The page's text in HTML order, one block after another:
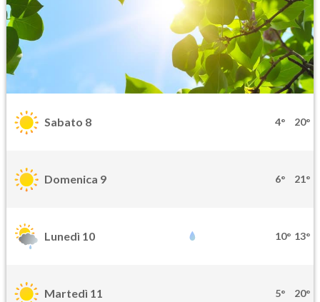
Sabato 8 4° 20°
Domenica 9 6° 21°
Lunedì 10 10° 13°
Martedì 11 5° 20°